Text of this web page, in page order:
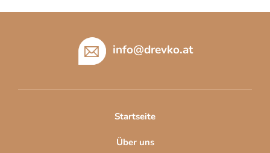
info@drevko.at
Startseite
Über uns